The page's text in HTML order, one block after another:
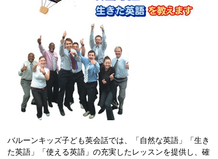
バルーンキッズ子ども英会話では、「自然な英語」「生き
た英語」「使える英語」の充実したレッスンを提供し、確